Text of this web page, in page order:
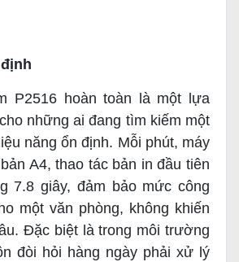
P2516 hoàn toàn là một lựa
những ai đang tìm kiếm một
năng ổn định. Mỗi phút, máy
A4, thao tác bản in đầu tiên
7.8 giây, đảm bảo mức công
một văn phòng, không khiến
Đặc biệt là trong môi trường
đòi hỏi hàng ngày phải xử lý